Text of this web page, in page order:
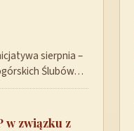
sierpnia –
Ślubów…
w związku z